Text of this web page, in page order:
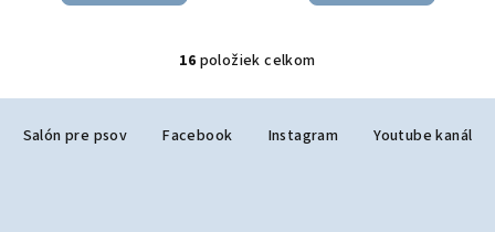
O
v
16 položiek celkom
Salón pre psov Facebook Instagram Youtube kanál